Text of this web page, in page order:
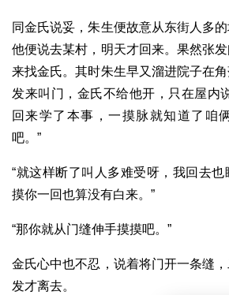
同金氏说妥，朱生便故意从东街人多
他便说去某村，明天才回来。果然张
来找金氏。其时朱生早又溜进院子在
发来叫门，金氏不给他开，只在屋内
回来学了本事，一摸脉就知道了咱
吧。”
“就这样断了叫人多难受呀，我回去
摸你一回也算没有白来。”
“那你就从门缝伸手摸摸吧。”
金氏心中也不忍，说着将门开一条缝
发才离去。